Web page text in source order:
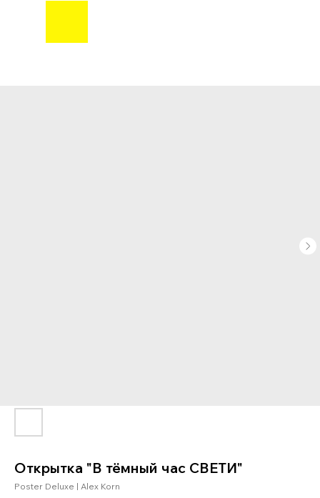
Открытка "В тёмный час СВЕТИ"
Poster Deluxe | Alex Korn